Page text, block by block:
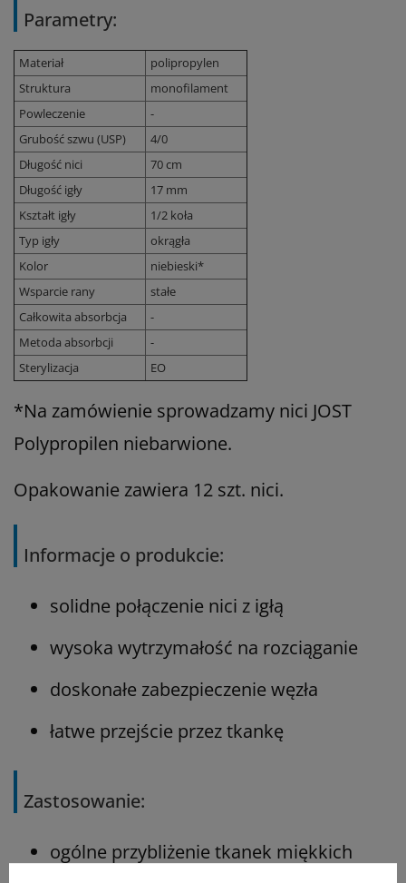
Parametry:
Materiał
polipropylen
Struktura
monofilament
Powleczenie
-
Grubość szwu (USP)
4/0
Długość nici
70 cm
Długość igły
17 mm
Kształt igły
1/2 koła
Typ igły
okrągła
Kolor
niebieski*
Wsparcie rany
stałe
Całkowita absorbcja
-
Metoda absorbcji
-
Sterylizacja
EO
*Na zamówienie sprowadzamy nici JOST
Polypropilen niebarwione.
Opakowanie zawiera 12 szt. nici.
Informacje o produkcie:
solidne połączenie nici z igłą
wysoka wytrzymałość na rozciąganie
doskonałe zabezpieczenie węzła
łatwe przejście przez tkankę
Zastosowanie:
ogólne przybliżenie tkanek miękkich